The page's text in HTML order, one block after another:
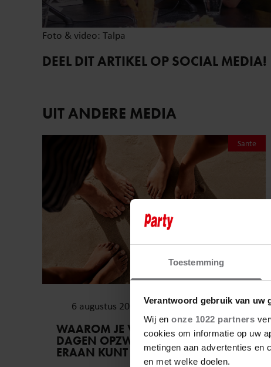
Toestemming
Verantwoord gebruik van uw
Wij en onze 1022 partners
cookies om informatie op uw
metingen aan advertenties en
en met welke doelen.
Foto & video: Talpa
DEEL DIT ARTIKEL OP SOCIAL MEDIA!
UIT ANDERE MEDIA
Sante
6 augustus 2026
WAAROM JE VOETEN OP WARME
DAGEN OPZWELLEN (EN WAT JE
ERAAN KUNT DOEN)